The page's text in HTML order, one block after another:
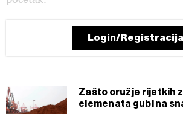
Login/Registracija
Zašto oružje rijetkih
elemenata gubi na